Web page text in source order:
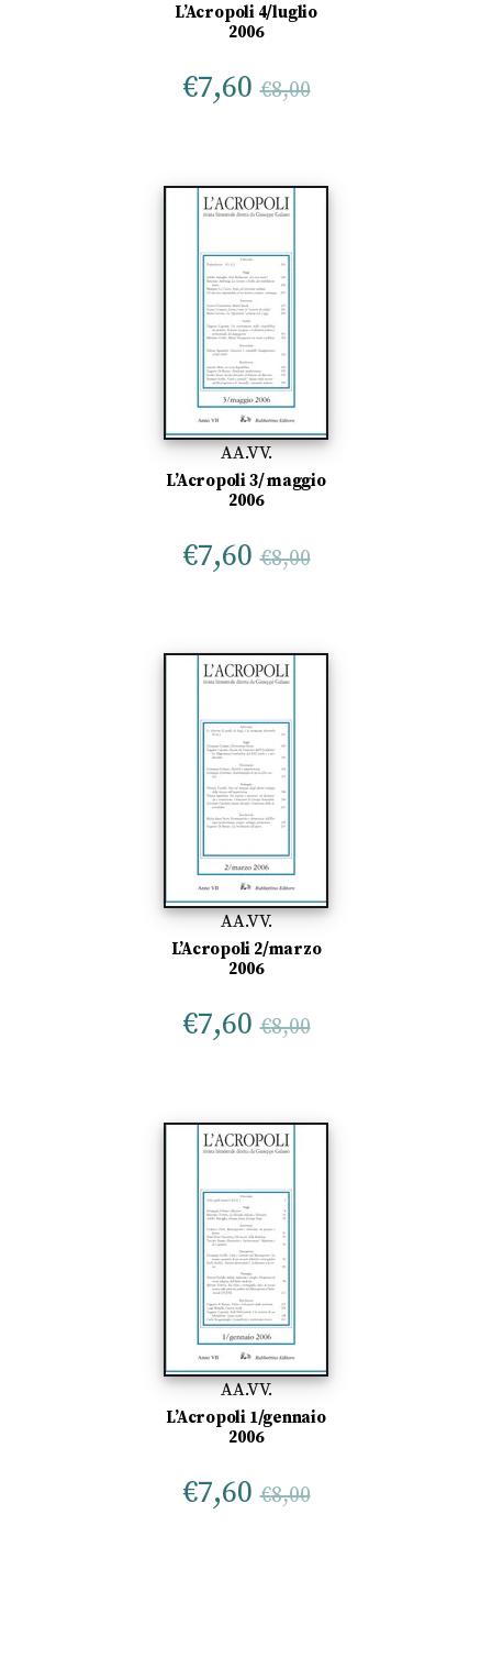
L’Acropoli 4/luglio
2006
€7,60 €8,00
AA.VV.
L’Acropoli 3/ maggio
2006
€7,60 €8,00
AA.VV.
L’Acropoli 2/marzo
2006
€7,60 €8,00
AA.VV.
L’Acropoli 1/gennaio
2006
€7,60 €8,00